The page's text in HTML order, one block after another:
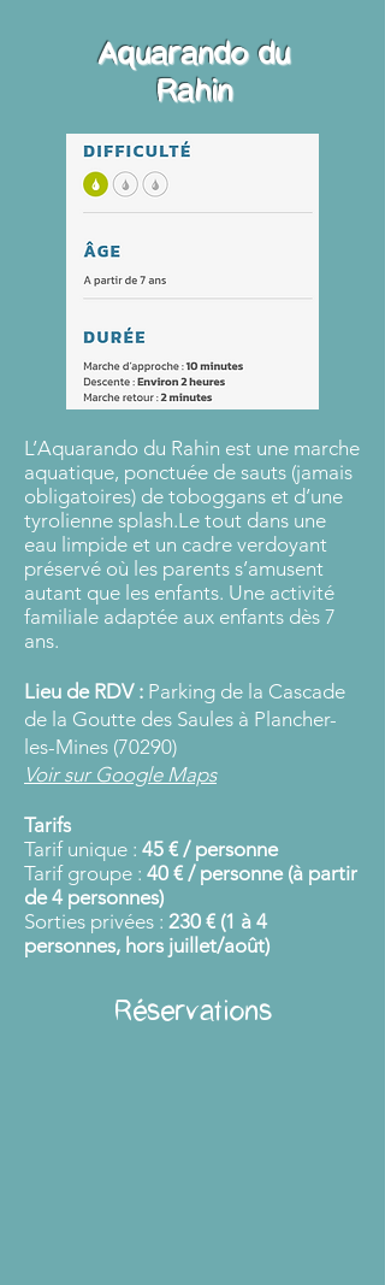
Aquarando du
Rahin
L’Aquarando du Rahin est une marche
aquatique, ponctuée de sauts (jamais
obligatoires) de toboggans et d’une
tyrolienne splash.Le tout dans une
eau limpide et un cadre verdoyant
préservé où les parents s’amusent
autant que les enfants. Une activité
familiale adaptée aux enfants dès 7
ans.
Lieu de RDV : Parking de la Cascade
de la Goutte des Saules à Plancher-
les-Mines (70290)
Voir sur Google Maps
Tarifs
Tarif unique : 45 € / personne
Tarif groupe : 40 € / personne (à partir
de 4 personnes)
Sorties privées : 230 € (1 à 4
personnes, hors juillet/août)
Réservations